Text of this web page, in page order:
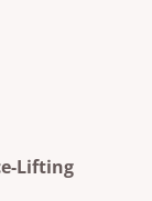
Lifting